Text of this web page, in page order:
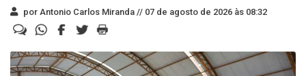
por Antonio Carlos Miranda // 07 de agosto de 2026 às 08:32